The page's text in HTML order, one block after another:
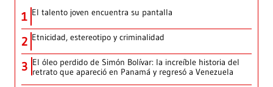
1 El talento joven encuentra su pantalla​
2 Etnicidad, estereotipo y criminalidad
3 El óleo perdido de Simón Bolívar: la increíble historia del
retrato que apareció en Panamá y regresó a Venezuela